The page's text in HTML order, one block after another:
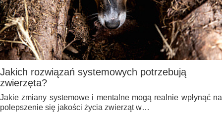
Jakich rozwiązań systemowych potrzebują
zwierzęta?
Jakie zmiany systemowe i mentalne mogą realnie wpłynąć na
polepszenie się jakości życia zwierząt w…